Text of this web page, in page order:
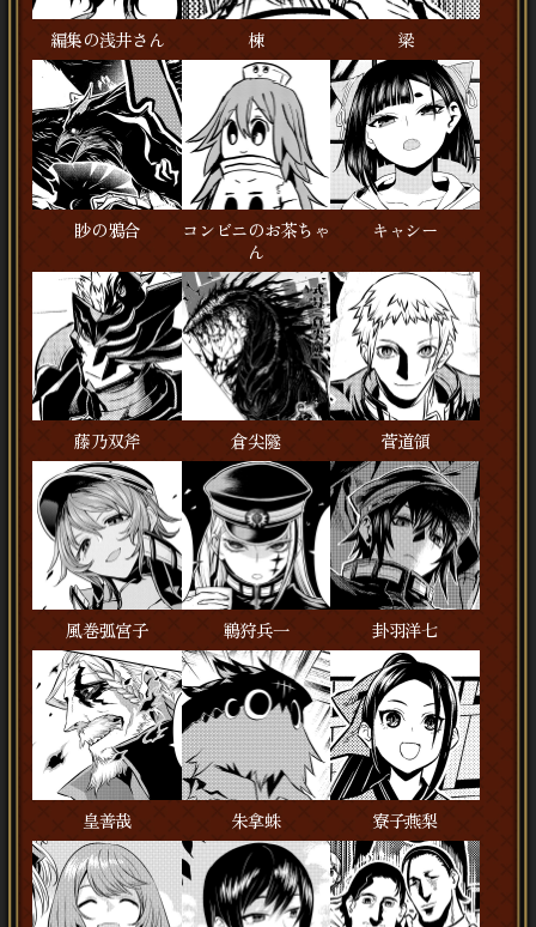
編集の浅井さん 楝 梁
眇の鴉合
コンビニのお茶ちゃ
ん
キャシー
藤乃双斧 倉尖隧 菅道領
風巻弧宮子 鶤狩兵一 卦羽洋七
皇善哉 朱拿蛛 寮子燕梨